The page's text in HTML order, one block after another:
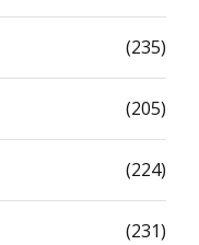
(235)
(205)
(224)
(231)